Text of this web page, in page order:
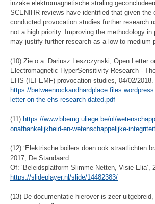
inzake elektromagnetische straling
SCENIHR reviews have identified that given the
conducted provocation studies further research
not a high priority. Improving the methodology in
may justify further research as a low to medium
(10) Zie o.a. Dariusz Leszczynski, Open Letter
Electromagnetic HyperSensitivity Research -
EHS (IEI-EMF) provocation studies, 04/02/2018.
https://
letter-on-the-ehs-research-dated.pdf
(11) https://www.bbemg.uliege.be/nl/
onafhankelijkheid-en-wetenschappelijke-
(12) ‘Elektrische boilers doen ook straatlichten
2017, De Standaard
Of: ‘Beleidsplatform Slimme Netten, Visie Elia’,
https://slideplayer.nl/slide/14482383/
(13) De documentatie hierover is zeer